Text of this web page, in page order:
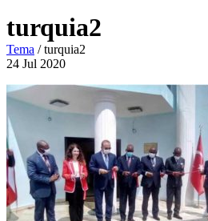
turquia2
Tema /turquia2
24 Jul 2020